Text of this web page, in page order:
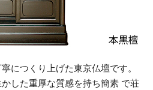
につくり上げた東京仏壇です。
した重厚な質感を持ち簡素 で荘